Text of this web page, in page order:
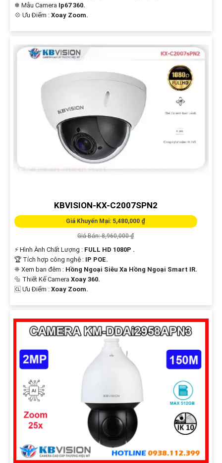
❄ Mẫu Camera Ip67 360.
️💠 Ưu Điểm : Xoay Zoom.
KBVISION-KX-C2007SPN2
Giá Khuyến Mại: 5,480,000 ₫
Giá Bán: 8,960,000 ₫
️⚡ Hình Ành Chất Lượng : FULL HD 1080P .
🏆 Tích hợp công nghệ : IP POE.
❈ Xem ban đêm : Hồng Ngoại Siêu Xa Hồng Ngoại Smart IR.
🔩 Thiết Kế Camera Xoay 360.
️🆑 Ưu Điểm : Xoay Zoom.